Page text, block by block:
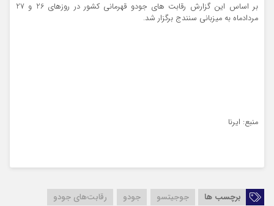
بر اساس این گزارش رقابت های جودو قهرمانی کشور در روزهای 26 و 27
مردادماه به میزبانی سنندج برگزار شد.
منبع: ایرنا
برچسب ها جوجیتسو جودو
رقابت‌های جودو